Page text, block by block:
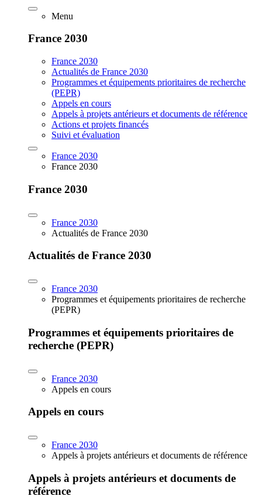
Menu
France 2030
France 2030
Actualités de France 2030
Programmes et équipements prioritaires de recherche
(PEPR)
Appels en cours
Appels à projets antérieurs et documents de référence
Actions et projets financés
Suivi et évaluation
France 2030
France 2030
France 2030
France 2030
Actualités de France 2030
Actualités de France 2030
France 2030
Programmes et équipements prioritaires de recherche
(PEPR)
Programmes et équipements prioritaires de
recherche (PEPR)
France 2030
Appels en cours
Appels en cours
France 2030
Appels à projets antérieurs et documents de référence
Appels à projets antérieurs et documents de
référence